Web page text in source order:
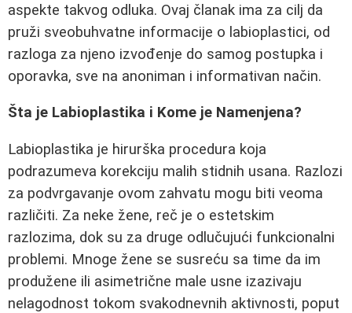
aspekte takvog odluka. Ovaj članak ima za cilj da
pruži sveobuhvatne informacije o labioplastici, od
razloga za njeno izvođenje do samog postupka i
oporavka, sve na anoniman i informativan način.
Šta je Labioplastika i Kome je Namenjena?
Labioplastika je hirurška procedura koja
podrazumeva korekciju malih stidnih usana. Razlozi
za podvrgavanje ovom zahvatu mogu biti veoma
različiti. Za neke žene, reč je o estetskim
razlozima, dok su za druge odlučujući funkcionalni
problemi. Mnoge žene se susreću sa time da im
produžene ili asimetrične male usne izazivaju
nelagodnost tokom svakodnevnih aktivnosti, poput